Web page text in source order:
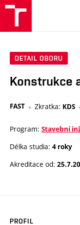
DETAIL OBORU
Konstrukce
FAST Zkratka: KDS
Program: Stavební
Délka studia: 4 roky
Akreditace od:
PROFIL